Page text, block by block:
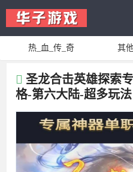
热_血_传_奇 其
圣龙合击英雄探索
格-第六大陆-超多玩法